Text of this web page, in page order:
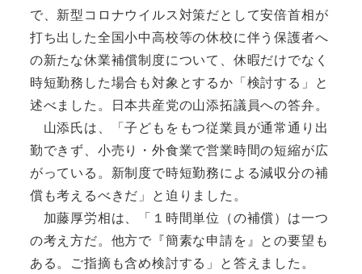
で、新型コロナウイルス対策だとして安倍首相が
打ち出した全国小中高校等の休校に伴う保護者へ
の新たな休業補償制度について、休暇だけでなく
時短勤務した場合も対象とするか「検討する」と
述べました。日本共産党の山添拓議員への答弁。
山添氏は、「子どもをもつ従業員が通常通り出
勤できず、小売り・外食業で営業時間の短縮が広
がっている。新制度で時短勤務による減収分の補
償も考えるべきだ」と迫りました。
加藤厚労相は、「１時間単位（の補償）は一つ
の考え方だ。他方で『簡素な申請を』との要望も
ある。ご指摘も含め検討する」と答えました。